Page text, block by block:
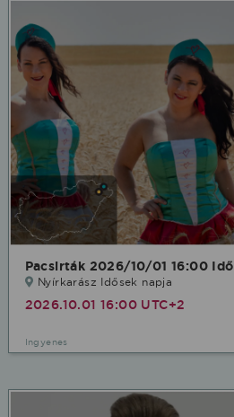
Pacsirták 2026/10/01 16:00
Nyírkarász Idősek napja
2026.10.01 16:00 UTC+2
Ingyenes